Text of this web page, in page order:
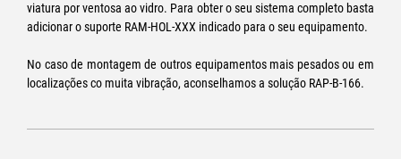
viatura por ventosa ao vidro. Para obter o seu sistema completo basta
adicionar o suporte RAM-HOL-XXX indicado para o seu equipamento.
No caso de montagem de outros equipamentos mais pesados ou em
localizações co muita vibração, aconselhamos a solução RAP-B-166.